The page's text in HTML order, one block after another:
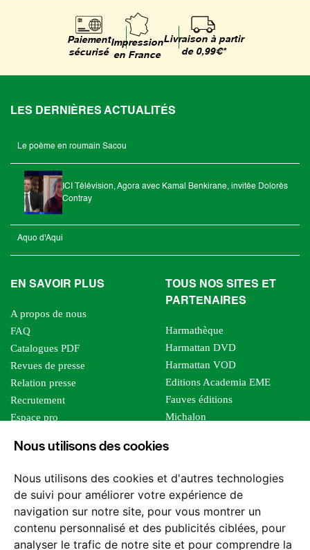
Nous utilisons des cookies
Nous utilisons des cookies et d'autres technologies
de suivi pour améliorer votre expérience de
navigation sur notre site, pour vous montrer un
contenu personnalisé et des publicités ciblées, pour
analyser le trafic de notre site et pour comprendre la
Paiement
sécurisé
Impression
en France
Livraison à partir
de 0,99€*
LES DERNIÈRES ACTUALITÉS
Le poème en roumain Sacou
ICI Télévision, Agora avec Kamal Benkirane, invitée Dolorès
Contray
Aquo d'Aqui
EN SAVOIR PLUS
A propos de nous
FAQ
Catalogues PDF
Revues de presse
Relation presse
Recrutement
Espace pro
Foreign rights
TOUS NOS SITES ET
PARTENAIRES
Harmathèque
Harmattan DVD
Harmattan VOD
Editions Academia EME
Fauves éditions
Michalon
Editions Sutton
Les impliqués
Tous les éditeurs
Nos structures